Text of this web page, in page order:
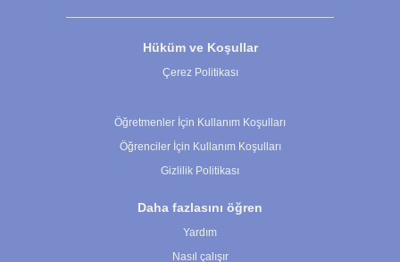
Hüküm ve Koşullar
Çerez Politikası
Öğretmenler İçin Kullanım Koşulları
Öğrenciler İçin Kullanım Koşulları
Gizlilik Politikası
Daha fazlasını öğren
Yardım
Nasıl çalışır